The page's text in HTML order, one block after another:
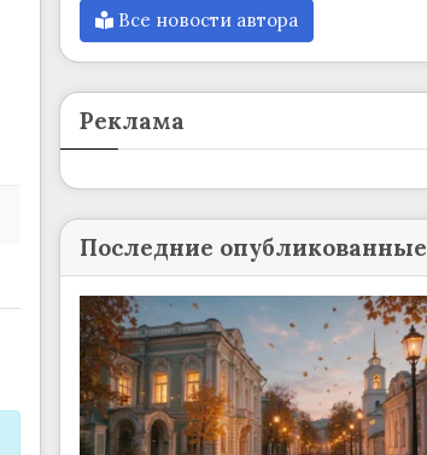
Все новости автора
Реклама
Последние опубликованные